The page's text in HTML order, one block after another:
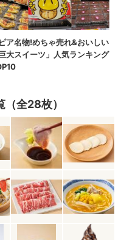
全28枚）